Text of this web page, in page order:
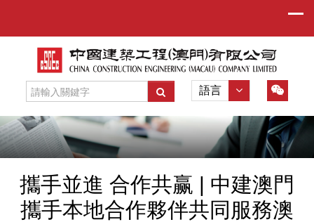
語言
攜手並進 合作共赢 | 中建澳門
攜手本地合作夥伴共同服務澳